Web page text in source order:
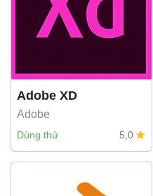
Adobe XD
Adobe
Dùng thử 5,0